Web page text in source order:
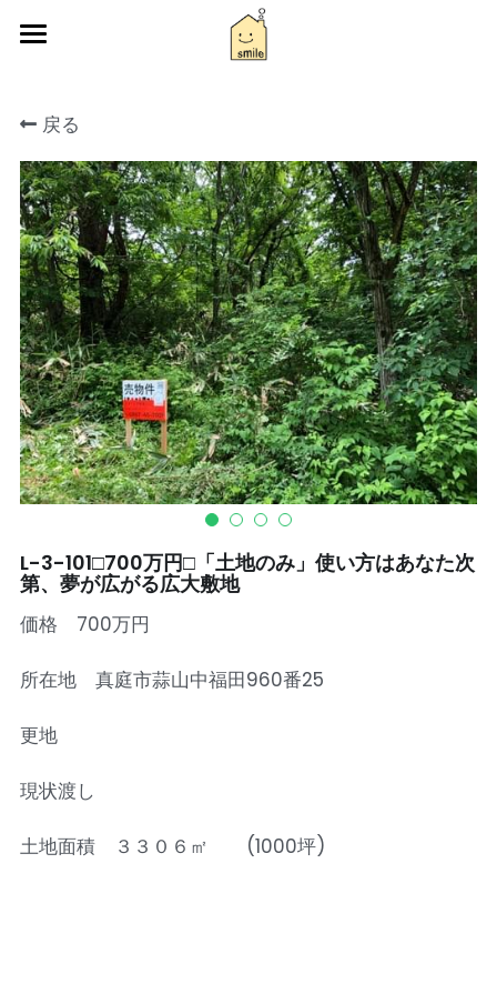
サービス
別荘ライフ
蒜山とは
スマイル日記
アクセス
お問い合わせ
戻る
L-3-101□700万円□「土地のみ」使い方はあなた次
第、夢が広がる広大敷地
価格 700万円
所在地 真庭市蒜山中福田960番25
更地
現状渡し
土地面積 ３３０６㎡ (1000坪)